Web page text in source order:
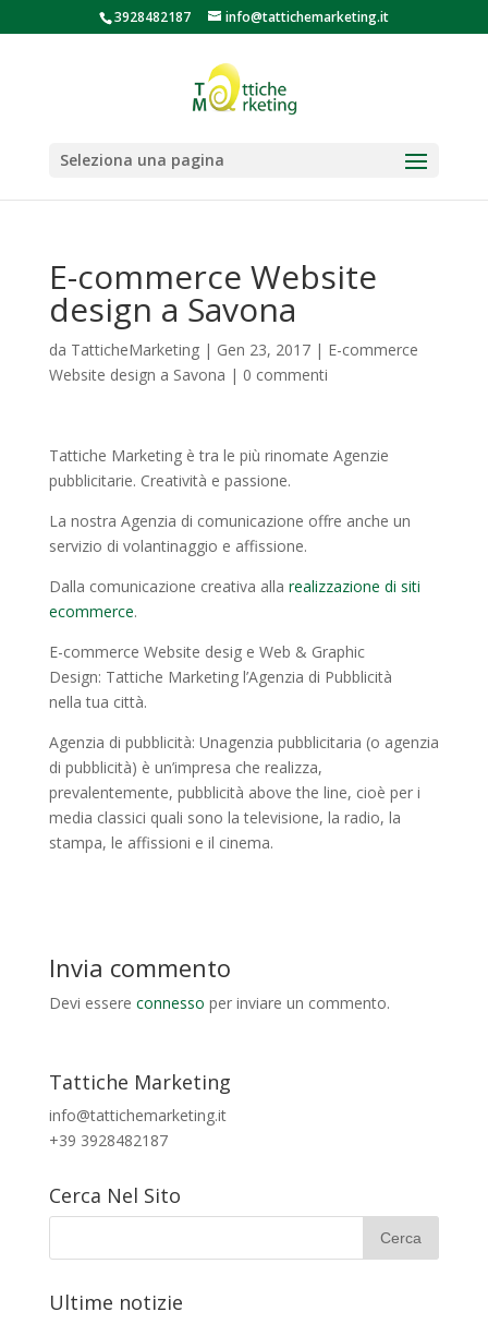
3928482187 info@tattichemarketing.it
Seleziona una pagina
E-commerce Website
design a Savona
da TatticheMarketing| Gen 23, 2017| E-commerce
Website design a Savona | 0 commenti
Tattiche Marketing è tra le più rinomate Agenzie
pubblicitarie. Creatività e passione.
La nostra Agenzia di comunicazione offre anche un
servizio di volantinaggio e affissione.
Dalla comunicazione creativa alla realizzazione di siti
ecommerce.
E-commerce Website desig e Web & Graphic
Design: Tattiche Marketing l’Agenzia di Pubblicità
nella tua città.
Agenzia di pubblicità: Unagenzia pubblicitaria (o agenzia
di pubblicità) è un’impresa che realizza,
prevalentemente, pubblicità above the line, cioè per i
media classici quali sono la televisione, la radio, la
stampa, le affissioni e il cinema.
Invia commento
Devi essere connesso per inviare un commento.
Tattiche Marketing
info@tattichemarketing.it
+39 3928482187
Cerca Nel Sito
Ultime notizie